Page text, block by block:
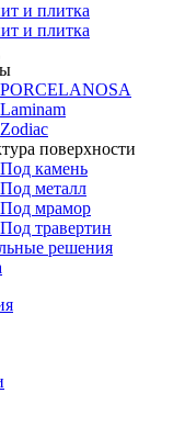
и плитка
и плитка
PORCELANOSA
Laminam
Zodiac
поверхности
Под камень
Под металл
Под мрамор
Под травертин
решения